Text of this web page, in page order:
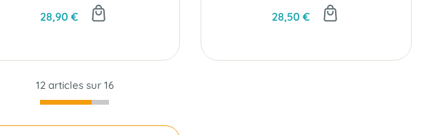
28,90 € 28,50 €
12 articles sur 16